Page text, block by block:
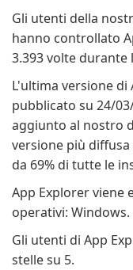
Gli utenti della
hanno controllato
3.393 volte durante
L'ultima versione di
pubblicato su 24/
aggiunto al nostro
versione più diffusa
da 69% di tutte le
App Explorer viene
operativi: Windows.
Gli utenti di App
stelle su 5.